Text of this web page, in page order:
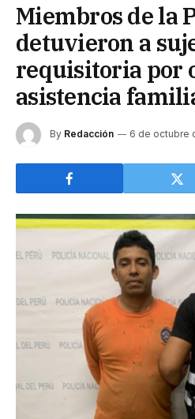
Miembros de la
detuvieron a
requisitoria por
asistencia
By Redacción 6 de octubre